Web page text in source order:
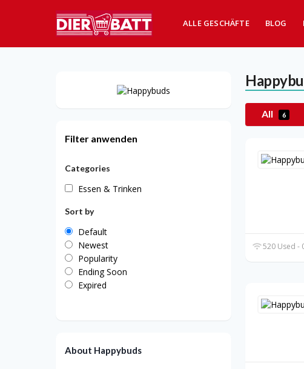
ALLE GESCHÄFTE BLOG
All 6
520 Used -
Filter anwenden
Categories
Essen & Trinken
Sort by
Default
Newest
Popularity
Ending Soon
Expired
About Happybuds